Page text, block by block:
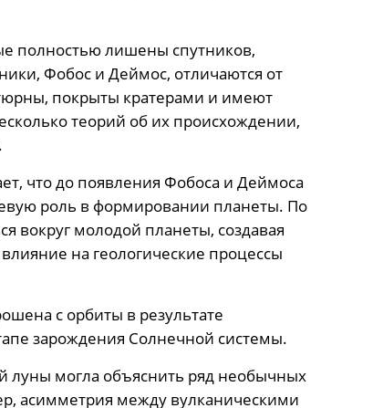
полностью лишены спутников,
Фобос и Деймос, отличаются от
покрыты кратерами и имеют
теорий об их происхождении,
что до появления Фобоса и Деймоса
роль в формировании планеты. По
вокруг молодой планеты, создавая
на геологические процессы
с орбиты в результате
зарождения Солнечной системы.
луны могла объяснить ряд необычных
асимметрия между вулканическими